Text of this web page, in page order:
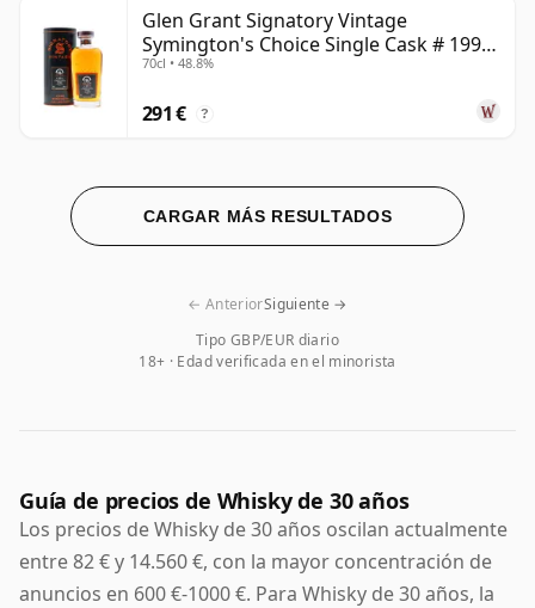
Glen Grant Signatory Vintage
Symington's Choice Single Cask # 1995
30 años
70cl • 48.8%
291 € ?
CARGAR MÁS RESULTADOS
Tipo GBP/EUR diario
18+ · Edad verificada en el minorista
← AnteriorSiguiente →
Guía de precios de Whisky de 30 años
Los precios de Whisky de 30 años oscilan actualmente
entre 82 € y 14.560 €, con la mayor concentración de
anuncios en 600 €-1000 €. Para Whisky de 30 años, la